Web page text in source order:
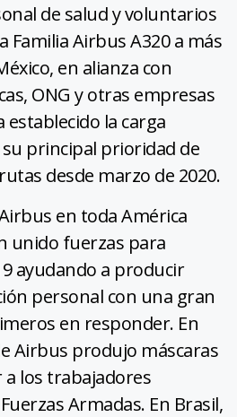
de salud y voluntarios
Familia Airbus A320 a más
en alianza con
ONG y otras empresas
establecido la carga
principal prioridad de
desde marzo de 2020.
en toda América
unido fuerzas para
ayudando a producir
personal con una gran
en responder. En
Airbus produjo máscaras
los trabajadores
Armadas. En Brasil,